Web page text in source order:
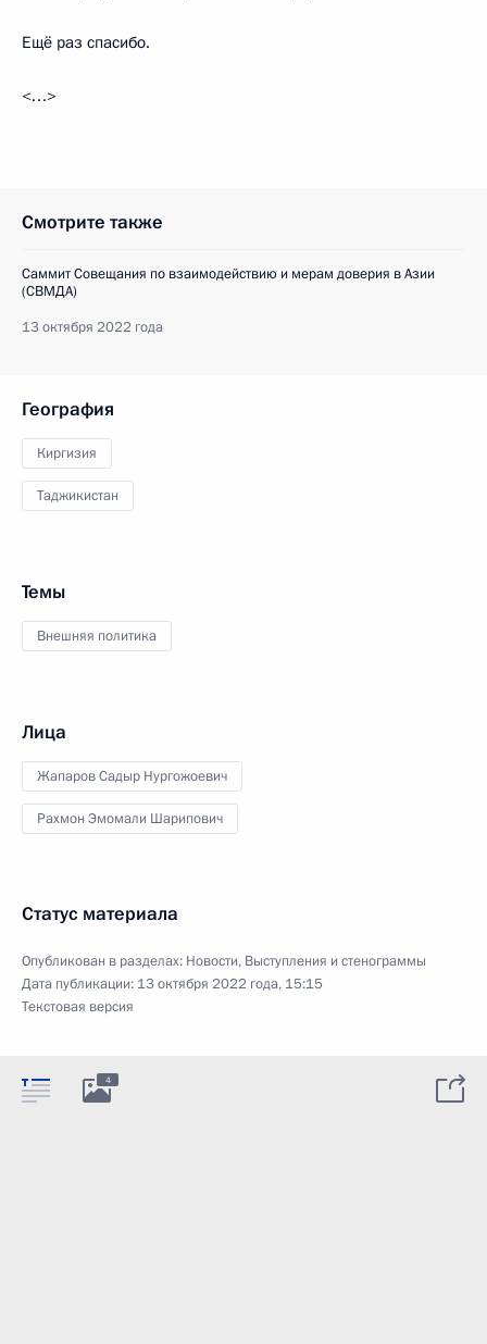
Ещё раз спасибо.
<…>
Смотрите также
Саммит Совещания по взаимодействию и мерам доверия в Азии
(СВМДА)
13 октября 2022 года
География
Киргизия
Таджикистан
Темы
Внешняя политика
Лица
Жапаров Садыр Нургожоевич
Рахмон Эмомали Шарипович
Статус материала
Опубликован в разделах: Новости, Выступления и стенограммы
Дата публикации: 13 октября 2022 года, 15:15
Текстовая версия
4